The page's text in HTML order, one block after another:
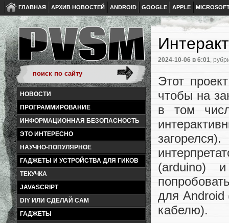
ГЛАВНАЯ АРХИВ НОВОСТЕЙ ANDROID GOOGLE APPLE
НОВОСТИ
ПРОГРАММИРОВАНИЕ
ИНФОРМАЦИОННАЯ БЕЗОПАСНОСТЬ
ЭТО ИНТЕРЕСНО
НАУЧНО-ПОПУЛЯРНОЕ
ГАДЖЕТЫ И УСТРОЙСТВА ДЛЯ ГИКОВ
ТЕКУЧКА
JAVASCRIPT
DIY ИЛИ СДЕЛАЙ САМ
ГАДЖЕТЫ
2024-10-06 в 6:01,
Этот
чтобы на
в том
(arduino)
для Android
кабелю).